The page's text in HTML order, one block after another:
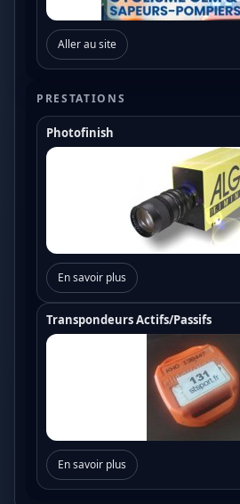
Aller au site
PRESTATIONS
Photofinish
En savoir plus
Transpondeurs Actifs/Passifs
En savoir plus